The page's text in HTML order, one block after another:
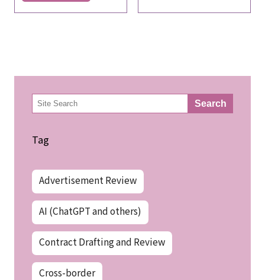
検
索 Search
Tag
Advertisement Review
AI (ChatGPT and others)
Contract Drafting and Review
Cross-border